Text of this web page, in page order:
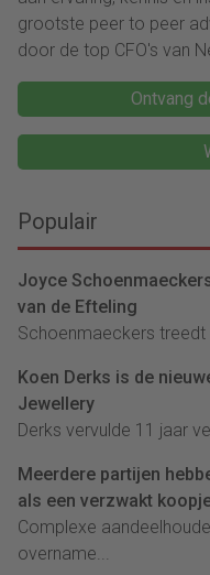
grootste peer to peer
door de top CFO's van
Ontvang
Populair
Joyce
van de Efteling
Schoenmaeckers treedt
Koen Derks is de
Jewellery
Derks vervulde 11 jaar
Meerdere partijen
als een verzwakt
Complexe
overname...